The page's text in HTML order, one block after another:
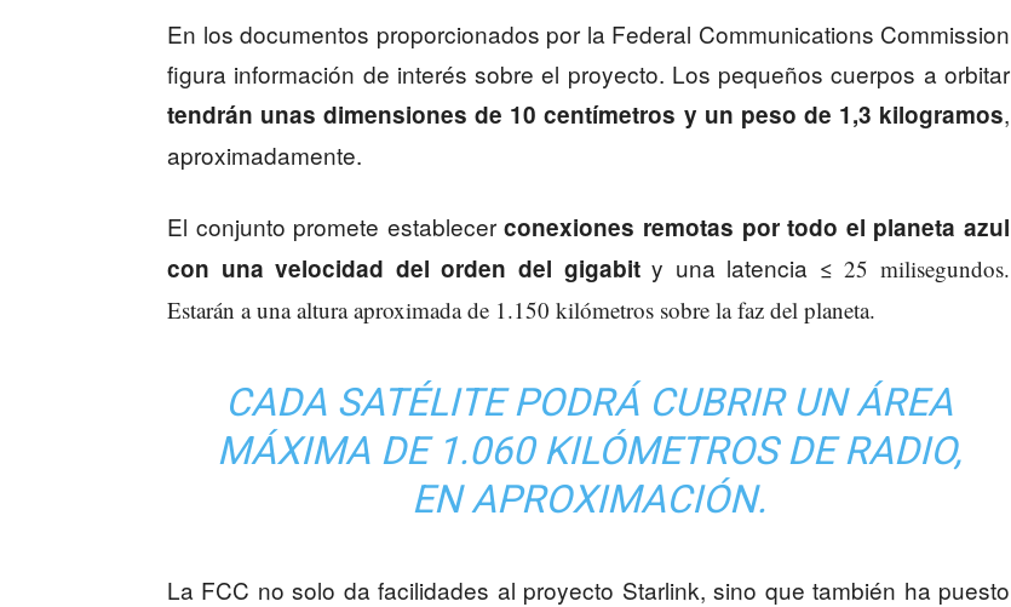
En los documentos proporcionados por la Federal Communications Commission
figura información de interés sobre el proyecto. Los pequeños cuerpos a orbitar
tendrán unas dimensiones de 10 centímetros y un peso de 1,3 kilogramos,
aproximadamente.
El conjunto promete establecerconexiones remotas por todo el planeta azul
con una velocidad del orden del gigabity una latencia ≤ 25 milisegundos.
Estarán a una altura aproximada de 1.150 kilómetros sobre la faz del planeta.
CADA SATÉLITE PODRÁ CUBRIR UN ÁREA
MÁXIMA DE 1.060 KILÓMETROS DE RADIO,
EN APROXIMACIÓN.
La FCC no solo da facilidades al proyecto Starlink, sino que también ha puesto